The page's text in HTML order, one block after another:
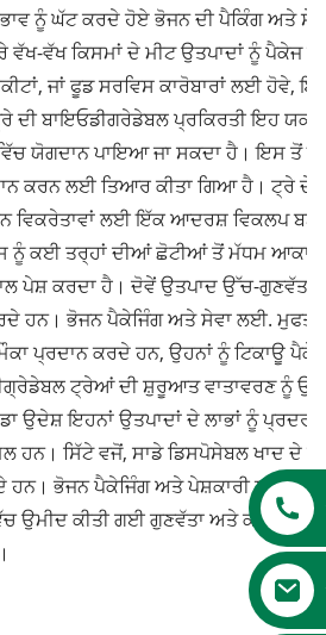
ਨੂੰ ਘੱਟ ਕਰਦੇ ਹੋਏ ਭੋਜਨ ਦੀ ਪੈਕਿੰਗ ਅਤੇ
ਵੱਖ-ਵੱਖ ਕਿਸਮਾਂ ਦੇ ਮੀਟ ਉਤਪਾਦਾਂ ਨੂੰ
ਜਾਂ ਫੂਡ ਸਰਵਿਸ ਕਾਰੋਬਾਰਾਂ ਲਈ
ਬਾਇਓਡੀਗਰੇਡੇਬਲ ਪ੍ਰਕਿਰਤੀ ਇਹ
ਯੋਗਦਾਨ ਪਾਇਆ ਜਾ ਸਕਦਾ ਹੈ। ਇਸ ਤੋਂ
ਕਰਨ ਲਈ ਤਿਆਰ ਕੀਤਾ ਗਿਆ ਹੈ। ਟ੍ਰੇ
ਵਿਕਰੇਤਾਵਾਂ ਲਈ ਇੱਕ ਆਦਰਸ਼ ਵਿਕਲਪ
ਨੂੰ ਕਈ ਤਰ੍ਹਾਂ ਦੀਆਂ ਛੋਟੀਆਂ ਤੋਂ ਮੱਧਮ
ਪੇਸ਼ ਕਰਦਾ ਹੈ। ਦੋਵੇਂ ਉਤਪਾਦ ਉੱਚ-
ਹਨ। ਭੋਜਨ ਪੈਕੇਜਿੰਗ ਅਤੇ ਸੇਵਾ ਲਈ.
ਪ੍ਰਦਾਨ ਕਰਦੇ ਹਨ, ਉਹਨਾਂ ਨੂੰ ਟਿਕਾਊ
ਟ੍ਰੇਆਂ ਦੀ ਸ਼ੁਰੂਆਤ ਵਾਤਾਵਰਣ ਨੂੰ
ਉਦੇਸ਼ ਇਹਨਾਂ ਉਤਪਾਦਾਂ ਦੇ ਲਾਭਾਂ ਨੂੰ
ਹਨ। ਸਿੱਟੇ ਵਜੋਂ, ਸਾਡੇ ਡਿਸਪੋਸੇਬਲ ਖਾਦ
ਹਨ। ਭੋਜਨ ਪੈਕੇਜਿੰਗ ਅਤੇ ਪੇਸ਼ਕਾਰੀ ਲਈ
ਉਮੀਦ ਕੀਤੀ ਗਈ ਗੁਣਵੱਤਾ ਅਤੇ